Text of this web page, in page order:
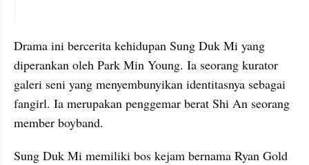
Drama ini bercerita kehidupan Sung Duk Mi yang
diperankan oleh Park Min Young. Ia seorang kurator
galeri seni yang menyembunyikan identitasnya sebagai
fangirl. Ia merupakan penggemar berat Shi An seorang
member boyband.
Sung Duk Mi memiliki bos kejam bernama Ryan Gold